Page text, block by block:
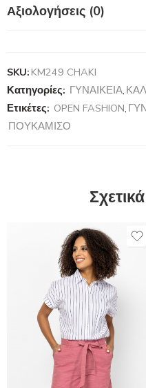
Αξιολογήσεις (0)
SKU: KM249 CHAKI
Κατηγορίες: ΓΥΝΑΙΚΕΙΑ,
Ετικέτες: OPEN FASHION,
ΠΟΥΚΑΜΙΣΟ